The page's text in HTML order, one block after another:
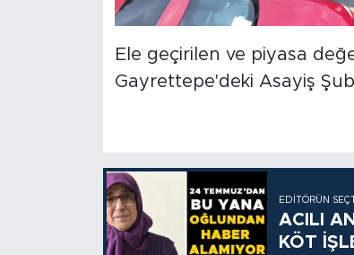
Ele geçirilen ve piyasa
Gayrettepe'deki Asayiş
EDITÖRÜN
ACILI
KÖT